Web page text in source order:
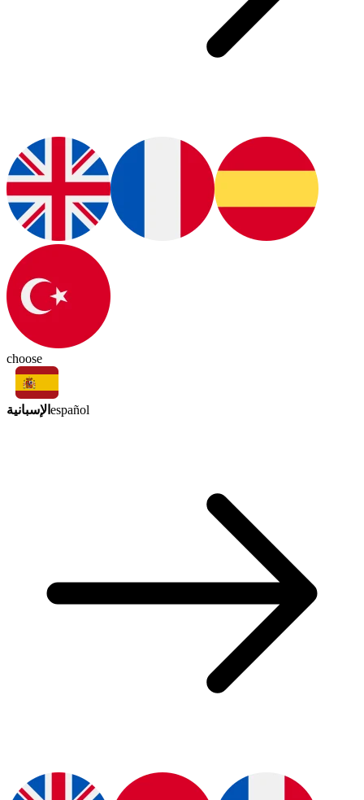
choose
الإسبانية español